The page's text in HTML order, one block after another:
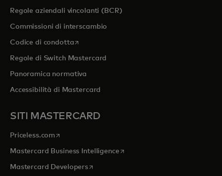
Regole aziendali vincolanti (BCR)
Commissioni di interscambio
Codice di condottasi apre in una nuova scheda
Regole di Switch Mastercard
Panoramica normativa
Accessibilità di Mastercard
SITI MASTERCARD
Priceless.com si apre in una nuova scheda
Mastercard Business Intelligencesi apre in una nuova scheda
Mastercard Developerssi apre in una nuova scheda